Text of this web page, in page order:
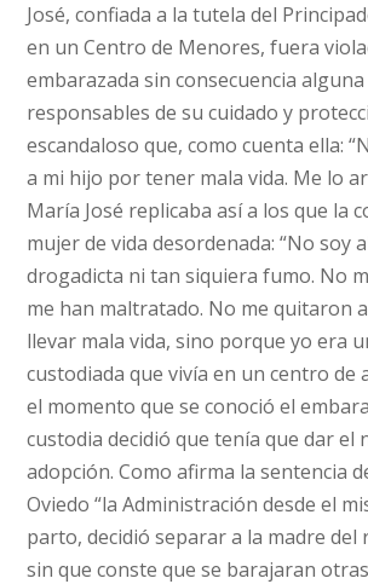
José, confiada a la tutela del
en un Centro de Menores, fuera
embarazada sin consecuencia
responsables de su cuidado y
escandaloso que, como cuenta ella:
a mi hijo por tener mala vida. Me lo
María José replicaba así a los que la
mujer de vida desordenada: “No soy
drogadicta ni tan siquiera fumo. No
me han maltratado. No me quitaron
llevar mala vida, sino porque yo era
custodiada que vivía en un centro de
el momento que se conoció el
custodia decidió que tenía que dar el
adopción. Como afirma la sentencia
Oviedo “la Administración desde el
parto, decidió separar a la madre del
sin que conste que se barajaran